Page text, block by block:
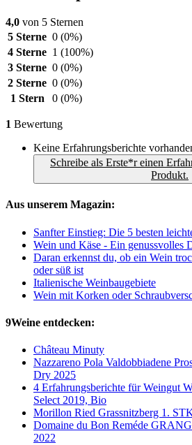
4,0 von 5 Sternen
5 Sterne 0 (0%)
4 Sterne 1 (100%)
3 Sterne 0 (0%)
2 Sterne 0 (0%)
1 Stern
0 (0%)
1 Bewertung
Keine Erfahrungsberichte
Schreibe als Erste*r einen
Produkt.
Aus unserem Magazin:
Sanfter Einstieg: Die 5 besten
Wein und Käse - Ein genussvolles
Daran erkennst du, ob ein Wein
oder süß ist
Italienische Weinbaugebiete
Wein mit Korken oder
9Weine entdecken:
Château Minuty
Nazzareno Pola Valdobbiadene
Dry 2025
4 Erfahrungsberichte für Weingut
Select 2019, Bio
Morillon Ried Grassnitzberg 1.
Domaine du Bon Reméde
2022